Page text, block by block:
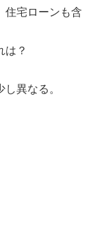
宅ローンも含
は？
異なる。